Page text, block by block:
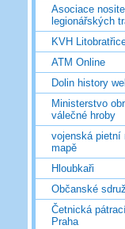
Asociace
legionářských
KVH
ATM Online
Dolin history
Ministerstvo
válečné hroby
vojenská pietní
mapě
Hloubkaři
Občanské
Četnická
Praha